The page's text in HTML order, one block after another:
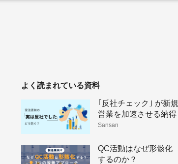
よく読まれている資料
｢反社チェック｣ が新規
営業を加速させる納得
理由
Sansan
QC活動はなぜ形骸化
するのか？